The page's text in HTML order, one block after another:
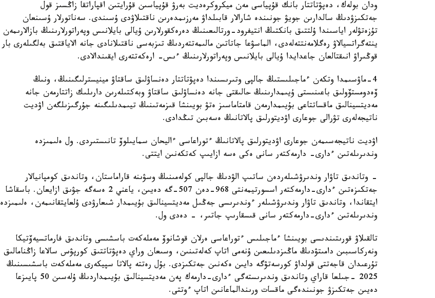
ودان بولەك، دەپۋتاتتار بانك قۇپياسى مەن ميكروكرەديت بەرۋ قۇپياسىن قۇرايتىن اقپاراتقا زاڭسىز قول
جەتكىزۋدىڭ سالدارىن جويۋ جونىندە شارالار قابىلداۋ مەرزىمدەرىن ناقتىلاۋدى ۇسىندى. سەناتورلار ۇسىنعان
تۇزەتۋلەر اياسىندا ۇلتتىق بانكتىڭ انتيفرود-ورتالىعىنىڭ دەرەكقورلارىن ۇيالى بايلانىس وپەراتورلارىنىڭ بازالارىمەن
ينتەگراتسيالاۋ رەگلامەنتتەلەدى، الماسۋعا جاتاتىن مالىمەتتەردىڭ تىزبەسى ناقتىلانادى جانە الاياقتىق بەلگىلەرى بار
قوڭىراۋ انىقتالعان جاعدايدا ۇيالى بايلانىس وپەراتورلارىنىڭ ءىس- ارەكەتتەرى ايقىندالادى.
4-ماۋسىمدا وتكەن ءماجىلىستىڭ جالپى وتىرىسىندا دەپۋتاتتار دەنساۋلىق ساقتاۋ مينيسترلىگىنىڭ، ونىڭ
ۆەدومستۆولىق باعىنىستى ۇيىمدارىنىڭ حالىقتى جانە دەنساۋلىق ساقتاۋ وبەكتىلەرىن دارىلىك زاتتارمەن جانە
مەديتسينالىق ماقساتتاعى بۇيىمدارمەن قامتاماسىز ەتۋ بويىنشا قىزمەتىنىڭ تيىمدىلىگىنە جۇرگىزىلگەن اۋديت
ناتيجەلەرى تۋرالى جوعارى اۋديتورلىق پالاتانىڭ ەسەبىن تىڭدادى.
اۋديت ناتيجەسىمەن جوعارى اۋديتورلىق پالاتانىڭ ءتوراعاسى ءاليحان سمايىلوۆ تانىستىردى. ول ەلىمىزدە
وندىرىلەتىن ءدارى- دارمەكتەر سانى ەكى ەسە ازايىپ كەتكەنىن ايتتى.
- وتاندىق تاۋار وندىرۋشىلەردەن ساتىپ الۋدىڭ جالپى كولەمىنىڭ وسۋىنە قاراماستان، وتاندىق كومپانيالار
جەتكىزەتىن ءدارى-دارمەكتەر اسسورتيمەنتى 968-دەن 507-گە دەيىن، ياعني 2 ەسەگە جۋىق ازايعان. باسقاشا
ايتقاندا، وتاندىق تاۋار وندىرۋشىلەر ءوندىرىسى جەڭىل مەديتسينالىق بۇيىمدار شىعارۋدى ۇلعايتقانىمەن، ەلىمىزدە
وندىرىلەتىن ءدارى-دارمەكتەر سانى قىسقارىپ جاتىر، - دەدى ول.
تالقىلاۋ قورىتىندىسى بويىنشا ءماجىلىس ءتوراعاسى ەرلان قوشانوۆ مەملەكەت باسشىسى وتاندىق فارماتسيەۆتيكا
ونەركاسىبىن دامىتۋدىڭ ماڭىزدىلىعىن ۇنەمى اتاپ كەلەتىنىن، وسىعان وراي دەپۋتاتتىق كورپۋس سالاعا زاڭنامالىق
تۇرعىدان قاجەتتى قولداۋ كورسەتۋگە دايىن ەكەنىن جەتكىزدى. بۇل رەتتە پالاتا سپيكەرى مەملەكەت باسشىسىنىڭ
2025 -جىلعا قاراي وتاندىق وندىرىستەگى ءدارى-دارمەك پەن مەديتسينالىق بۇيىمداردىڭ ۇلەسىن 50 پايىزعا
دەيىن جەتكىزۋ جونىندەگى ماقسات ورىندالماعانىن اتاپ ءوتتى.